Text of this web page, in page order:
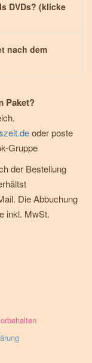
DVDs? (klicke
nach dem
Paket?
oder poste
Gruppe
der Bestellung
Die Abbuchung
inkl. MwSt.